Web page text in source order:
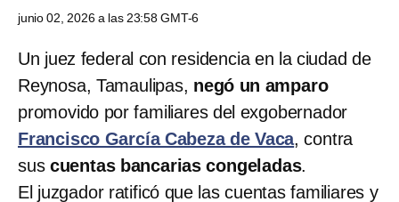
junio 02, 2026 a las 23:58 GMT-6
Un juez federal con residencia en la ciudad de
Reynosa, Tamaulipas, negó un amparo
promovido por familiares del exgobernador
Francisco García Cabeza de Vaca, contra
sus cuentas bancarias congeladas.
El juzgador ratificó que las cuentas familiares y